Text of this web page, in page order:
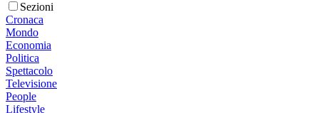
Sezioni
Cronaca
Mondo
Economia
Politica
Spettacolo
Televisione
People
Lifestyle